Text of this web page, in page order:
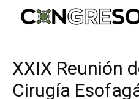
XXIX Reunión
Cirugía